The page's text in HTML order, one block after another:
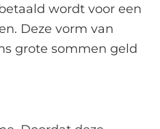
wordt voor een
Deze vorm van
grote sommen geld